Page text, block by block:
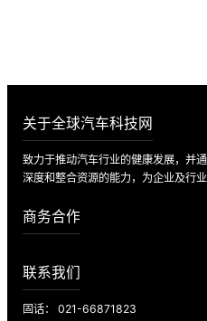
关于全球汽车科技网
致力于推动汽车行业的健康发展，并
深度和整合资源的能力，为企业及行
商务合作
联系我们
固话： 021-66871823